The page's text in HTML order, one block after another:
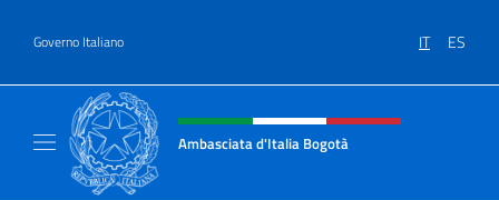
Governo Italiano IT ES
Intestazione sito, social e menù
Ambasciata d'Italia Bogotà